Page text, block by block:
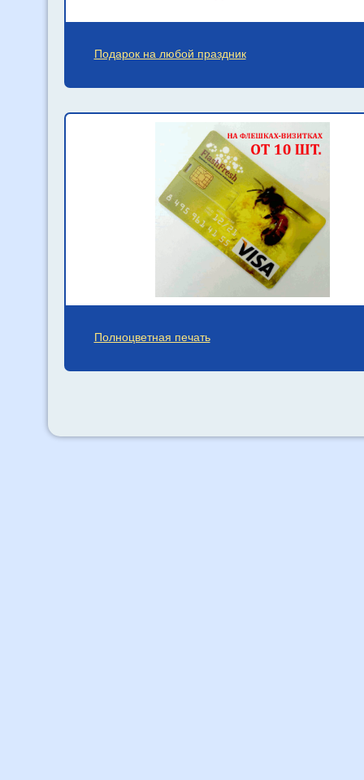
Подарок на любой праздник
Полноцветная печать